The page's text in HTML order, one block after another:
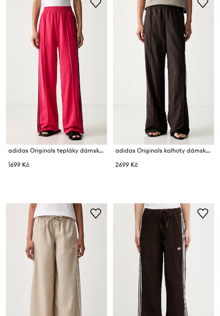
adidas Originals tepláky dámské Firebird
1699 Kč
adidas Originals kalhoty dámské Floral Firebird
2699 Kč